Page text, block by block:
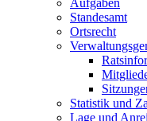
Aufgaben
Standesamt
Ortsrecht
Statistik und
Lage und